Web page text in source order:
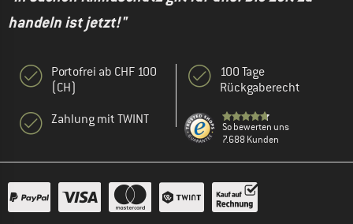
handeln ist jetzt!"
Portofrei ab CHF 100
(CH)
Zahlung mit TWINT
100 Tage
Rückgaberecht
So bewerten uns
7.688 Kunden